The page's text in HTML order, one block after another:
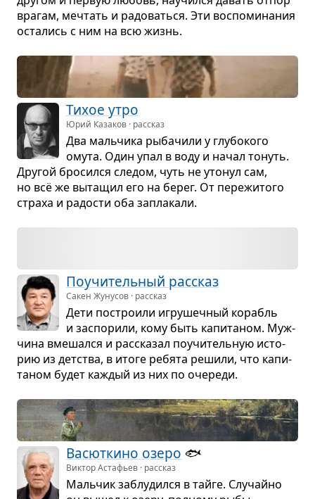
вра­гам, меч­тать и радо­ваться. Эти вос­по­ми­на­ния
оста­лись с ним на всю жизнь.
Тихое утро
Юрий Казаков · рассказ
Два маль­чика рыба­чили у глу­бо­кого
омута. Один упал в воду и начал тонуть.
Дру­гой бро­сился сле­дом, чуть не уто­нул сам,
но всё же выта­щил его на берег. От пере­жи­того
страха и радо­сти оба запла­кали.
Поучи­тель­ный рас­сказ
Сакен Жунусов · рассказ
Дети постро­или игру­шеч­ный корабль
и заспо­рили, кому быть капи­та­ном. Муж­
чина вме­шался и рас­ска­зал поучи­тель­ную исто­
рию из дет­ства, в итоге ребята решили, что капи­
та­ном будет каж­дый из них по оче­реди.
Васют­кино озеро 🐟️
Виктор Астафьев · рассказ
Маль­чик заблу­дился в тайге. Слу­чайно